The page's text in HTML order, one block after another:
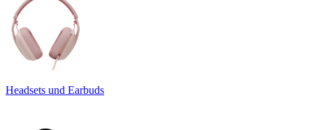
Headsets und Earbuds